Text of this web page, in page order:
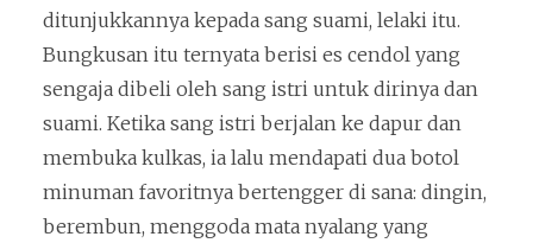
ditunjukkannya kepada sang suami, lelaki itu.
Bungkusan itu ternyata berisi es cendol yang
sengaja dibeli oleh sang istri untuk dirinya dan
suami. Ketika sang istri berjalan ke dapur dan
membuka kulkas, ia lalu mendapati dua botol
minuman favoritnya bertengger di sana: dingin,
berembun, menggoda mata nyalang yang